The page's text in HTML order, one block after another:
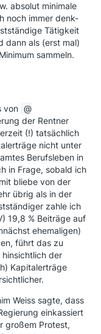
absolut minimale
noch immer denk-
Tätigkeit
dann als (erst mal)
sammeln.
von
der Rentner
(!) tatsächlich
nicht unter
Berufsleben in
in Frage, sobald ich
bliebe von der
übrig als in der
zahle ich
19,8 % Beiträge auf
ehemaligen)
führt das zu
hinsichtlich der
Kapitalerträge
Weiss sagte, dass
einkassiert
großem Protest,